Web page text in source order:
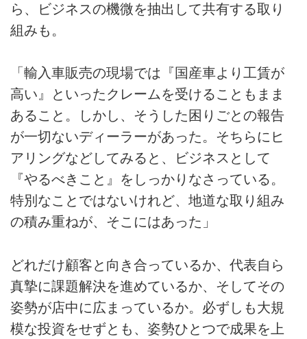
ら、ビジネスの機微を抽出して共有する取り
組みも。
「輸入車販売の現場では『国産車より工賃が
高い』といったクレームを受けることもまま
あること。しかし、そうした困りごとの報告
が一切ないディーラーがあった。そちらにヒ
アリングなどしてみると、ビジネスとして
『やるべきこと』をしっかりなさっている。
特別なことではないけれど、地道な取り組み
の積み重ねが、そこにはあった」
どれだけ顧客と向き合っているか、代表自ら
真摯に課題解決を進めているか、そしてその
姿勢が店中に広まっているか。必ずしも大規
模な投資をせずとも、姿勢ひとつで成果を上